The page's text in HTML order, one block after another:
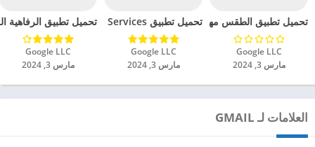
تحميل تطبيق الطقس مهكر للاندرويد 2024
Google LLC‏
مارس 3, 2024
تحميل تطبيق Health Services مهكر للاندرويد 2024
Google LLC‏
مارس 3, 2024
تحميل تطبيق الرفاهية
Google LLC‏
مارس 3, 2024
العلامات لـ GMAIL